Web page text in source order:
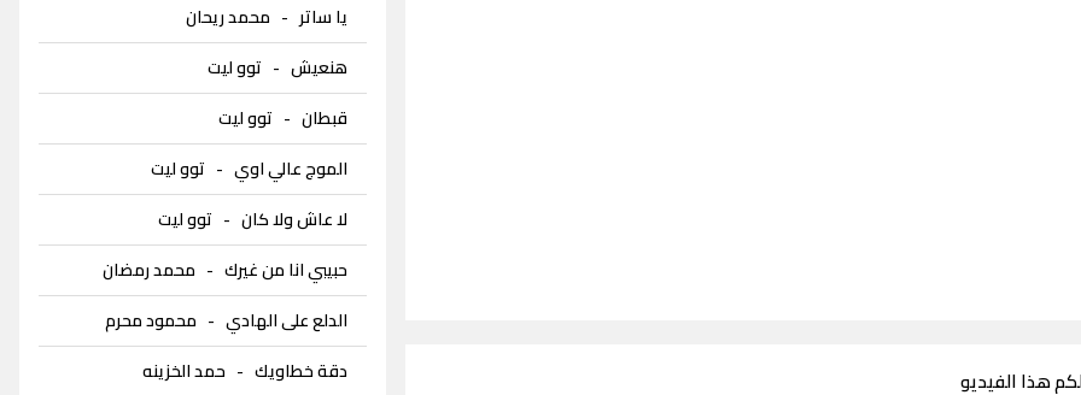
لكم هذا الفيديو
يا ساتر - محمد ريحان
هنعيش- توو ليت
قبطان- توو ليت
الموج عالي اوي- توو ليت
لا عاش ولا كان- توو ليت
حبيبي انا من غيرك- محمد رمضان
الدلع على الهادي- محمود محرم
دقة خطاويك- حمد الخزينه